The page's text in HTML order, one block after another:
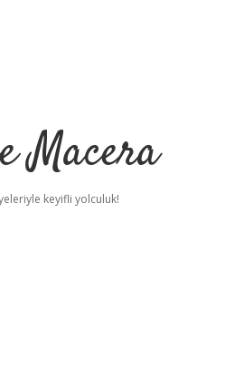
Macera
keyifli yolculuk!